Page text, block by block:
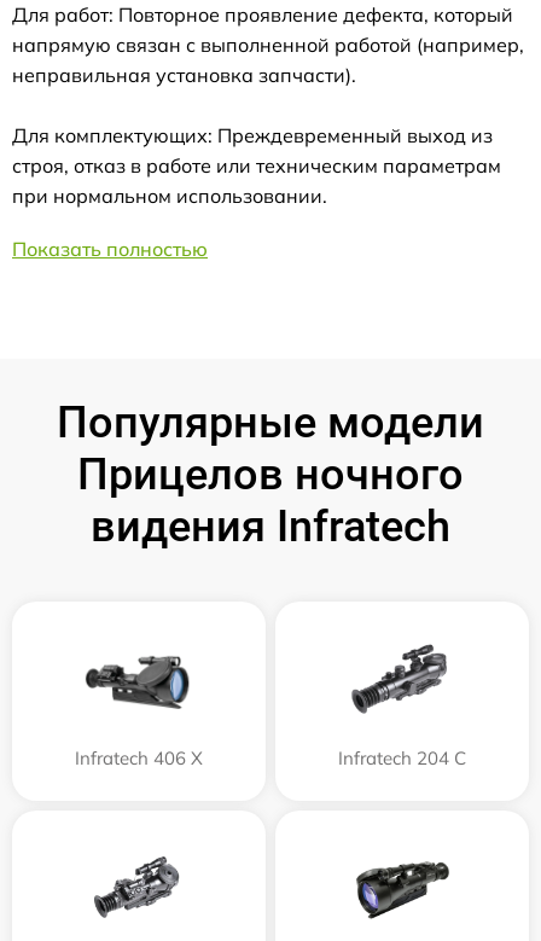
Для работ: Повторное проявление дефекта, который
напрямую связан с выполненной работой (например,
неправильная установка запчасти).
Для комплектующих: Преждевременный выход из
строя, отказ в работе или техническим параметрам
при нормальном использовании.
Показать полностью
Популярные модели
Прицелов ночного
видения Infratech
Infratech 406 Х Infratech 204 С